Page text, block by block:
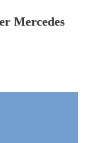
Mercedes